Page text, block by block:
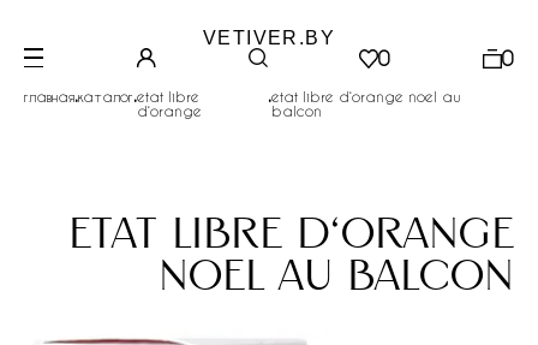
VETIVER.BY
0 0
главная.каталог.etat libre
d‘orange
.etat libre d‘orange noel au
balcon
etat libre d‘orange
noel au balcon